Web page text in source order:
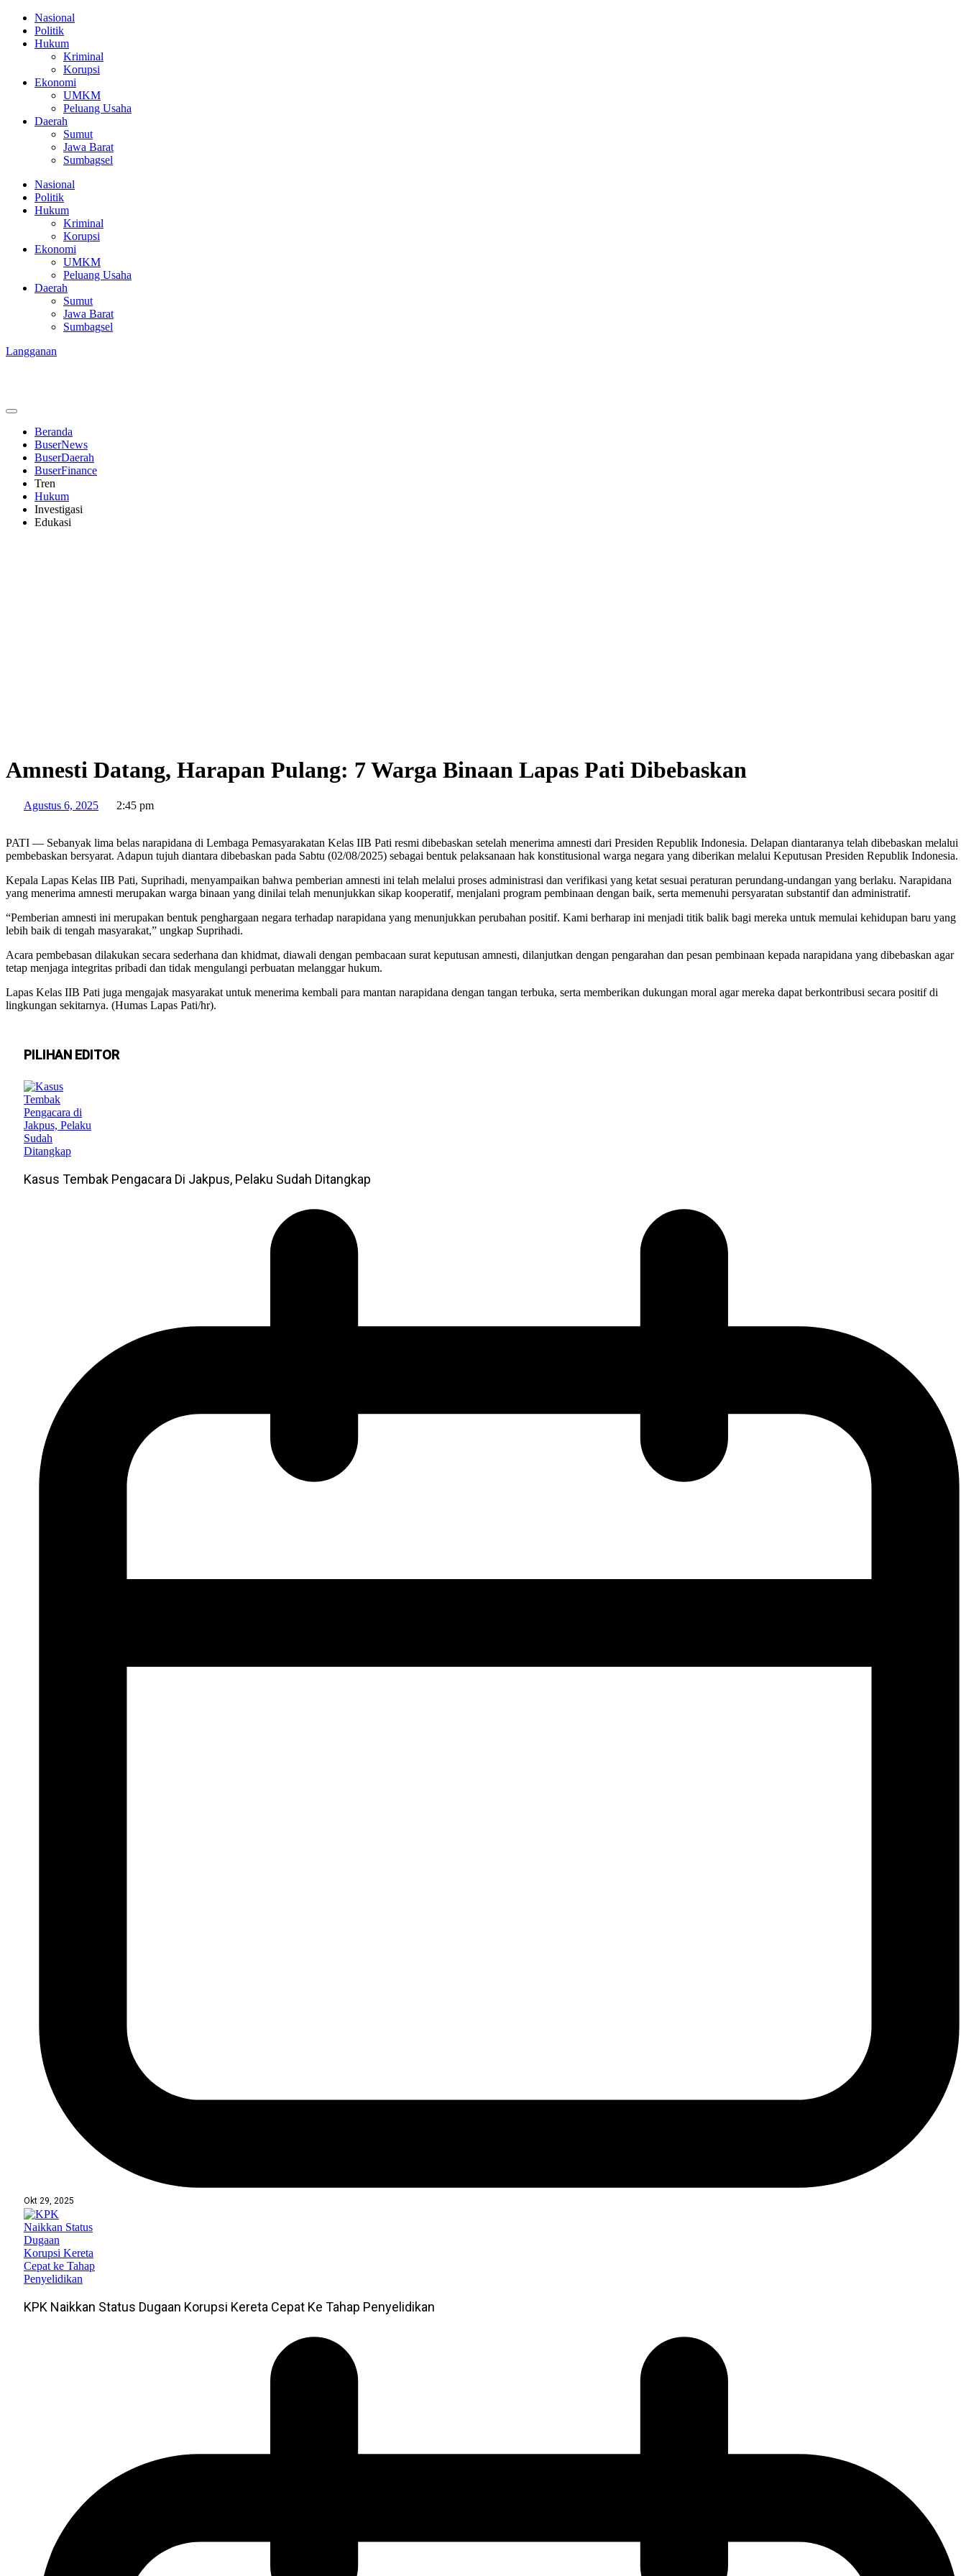
Nasional
Politik
Hukum
Kriminal
Korupsi
Ekonomi
UMKM
Peluang Usaha
Daerah
Sumut
Jawa Barat
Sumbagsel
Nasional
Politik
Hukum
Kriminal
Korupsi
Ekonomi
UMKM
Peluang Usaha
Daerah
Sumut
Jawa Barat
Sumbagsel
Langganan
Beranda
BuserNews
BuserDaerah
BuserFinance
Tren
Hukum
Investigasi
Edukasi
Amnesti Datang, Harapan Pulang: 7 Warga Binaan Lapas Pati Dibebaskan
Agustus 6, 2025 2:45 pm
PATI — Sebanyak lima belas narapidana di Lembaga Pemasyarakatan Kelas IIB Pati resmi dibebaskan setelah menerima amnesti dari Presiden Republik Indonesia. Delapan diantaranya telah dibebaskan melalui
pembebaskan bersyarat. Adapun tujuh diantara dibebaskan pada Sabtu (02/08/2025) sebagai bentuk pelaksanaan hak konstitusional warga negara yang diberikan melalui Keputusan Presiden Republik Indonesia.
Kepala Lapas Kelas IIB Pati, Suprihadi, menyampaikan bahwa pemberian amnesti ini telah melalui proses administrasi dan verifikasi yang ketat sesuai peraturan perundang-undangan yang berlaku. Narapidana
yang menerima amnesti merupakan warga binaan yang dinilai telah menunjukkan sikap kooperatif, menjalani program pembinaan dengan baik, serta memenuhi persyaratan substantif dan administratif.
“Pemberian amnesti ini merupakan bentuk penghargaan negara terhadap narapidana yang menunjukkan perubahan positif. Kami berharap ini menjadi titik balik bagi mereka untuk memulai kehidupan baru yang
lebih baik di tengah masyarakat,” ungkap Suprihadi.
Acara pembebasan dilakukan secara sederhana dan khidmat, diawali dengan pembacaan surat keputusan amnesti, dilanjutkan dengan pengarahan dan pesan pembinaan kepada narapidana yang dibebaskan agar
tetap menjaga integritas pribadi dan tidak mengulangi perbuatan melanggar hukum.
Lapas Kelas IIB Pati juga mengajak masyarakat untuk menerima kembali para mantan narapidana dengan tangan terbuka, serta memberikan dukungan moral agar mereka dapat berkontribusi secara positif di
lingkungan sekitarnya. (Humas Lapas Pati/hr).
PILIHAN EDITOR
Kasus Tembak Pengacara Di Jakpus, Pelaku Sudah Ditangkap
Okt 29, 2025
KPK Naikkan Status Dugaan Korupsi Kereta Cepat Ke Tahap Penyelidikan